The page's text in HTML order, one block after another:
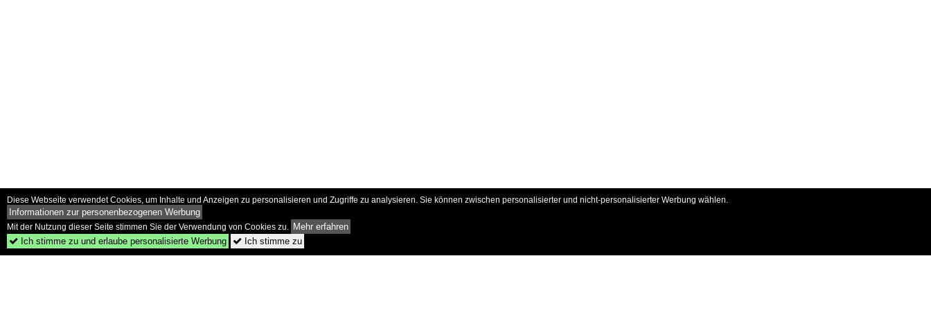
Diese Webseite verwendet Cookies, um Inhalte und Anzeigen zu personalisieren und Zugriffe zu analysieren. Sie können zwischen personalisierter und nicht-personalisierter Werbung wählen.
Informationen zur personenbezogenen Werbung
Mit der Nutzung dieser Seite stimmen Sie der Verwendung von Cookies zu. Mehr erfahren
 Ich stimme zu und erlaube personalisierte Werbung  Ich stimme zu